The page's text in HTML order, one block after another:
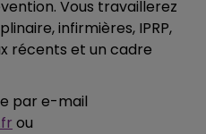
Vous travaillerez
infirmières, IPRP,
récents et un cadre
par e-mail
ou